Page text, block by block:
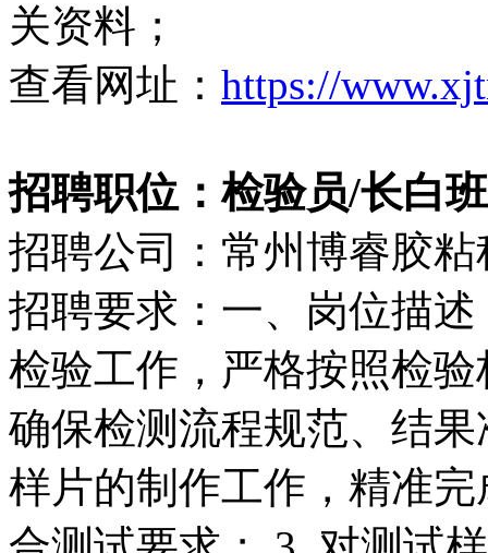
关资料；
查看网址： https://
招聘职位：检验员/长白
招聘公司：常州博睿胶
招聘要求：一、岗位描
检验工作，严格按照检
确保检测流程规范、结
样片的制作工作，精准